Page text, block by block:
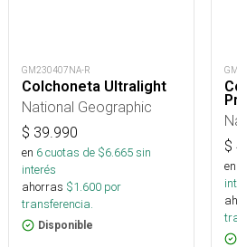
GM230407NA-R
Colchoneta Ultralight
National Geographic
$ 39.990
en 6cuotas de $6.665sin
interés
ahorras $1.600 por
transferencia.
Disponible
$
en